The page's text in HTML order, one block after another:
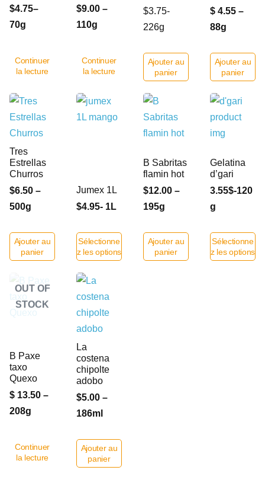
$4.75–
70g
Continuer
la lecture
$9.00 –
110g
Continuer
la lecture
$3.75-
226g
Ajouter au
panier
$ 4.55 –
88g
Ajouter au
panier
Tres
Estrellas
Churros
$6.50 –
500g
Ajouter au
panier
Jumex 1L
$4.95- 1L
Sélectionne
z les options
B Sabritas
flamin hot
$12.00 –
195g
Ajouter au
panier
Gelatina
d’gari
3.55$-120
g
Sélectionne
z les options
OUT OF
STOCK
B Paxe
taxo
Quexo
$ 13.50 –
208g
Continuer
la lecture
La
costena
chipolte
adobo
$5.00 –
186ml
Ajouter au
panier